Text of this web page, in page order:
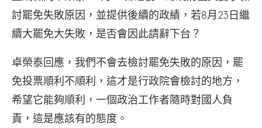
討罷免失敗原因，並提供後續的政績，若8月23日繼
續大罷免大失敗，是否會因此請辭下台？
卓榮泰回應，我們不會去檢討罷免失敗的原因，罷
免投票順利不順利，這才是行政院會檢討的地方，
希望它能夠順利，一個政治工作者隨時對國人負
責，這是應該有的態度。